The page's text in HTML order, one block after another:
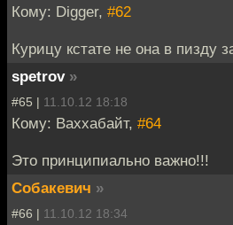
Кому: Digger, #62
Курицу кстате не она в пизду
spetrov »
#65 | 11.10.12 18:18
Кому: Ваххабайт, #64
Это принципиально важно!!!
Собакевич »
#66 | 11.10.12 18:34